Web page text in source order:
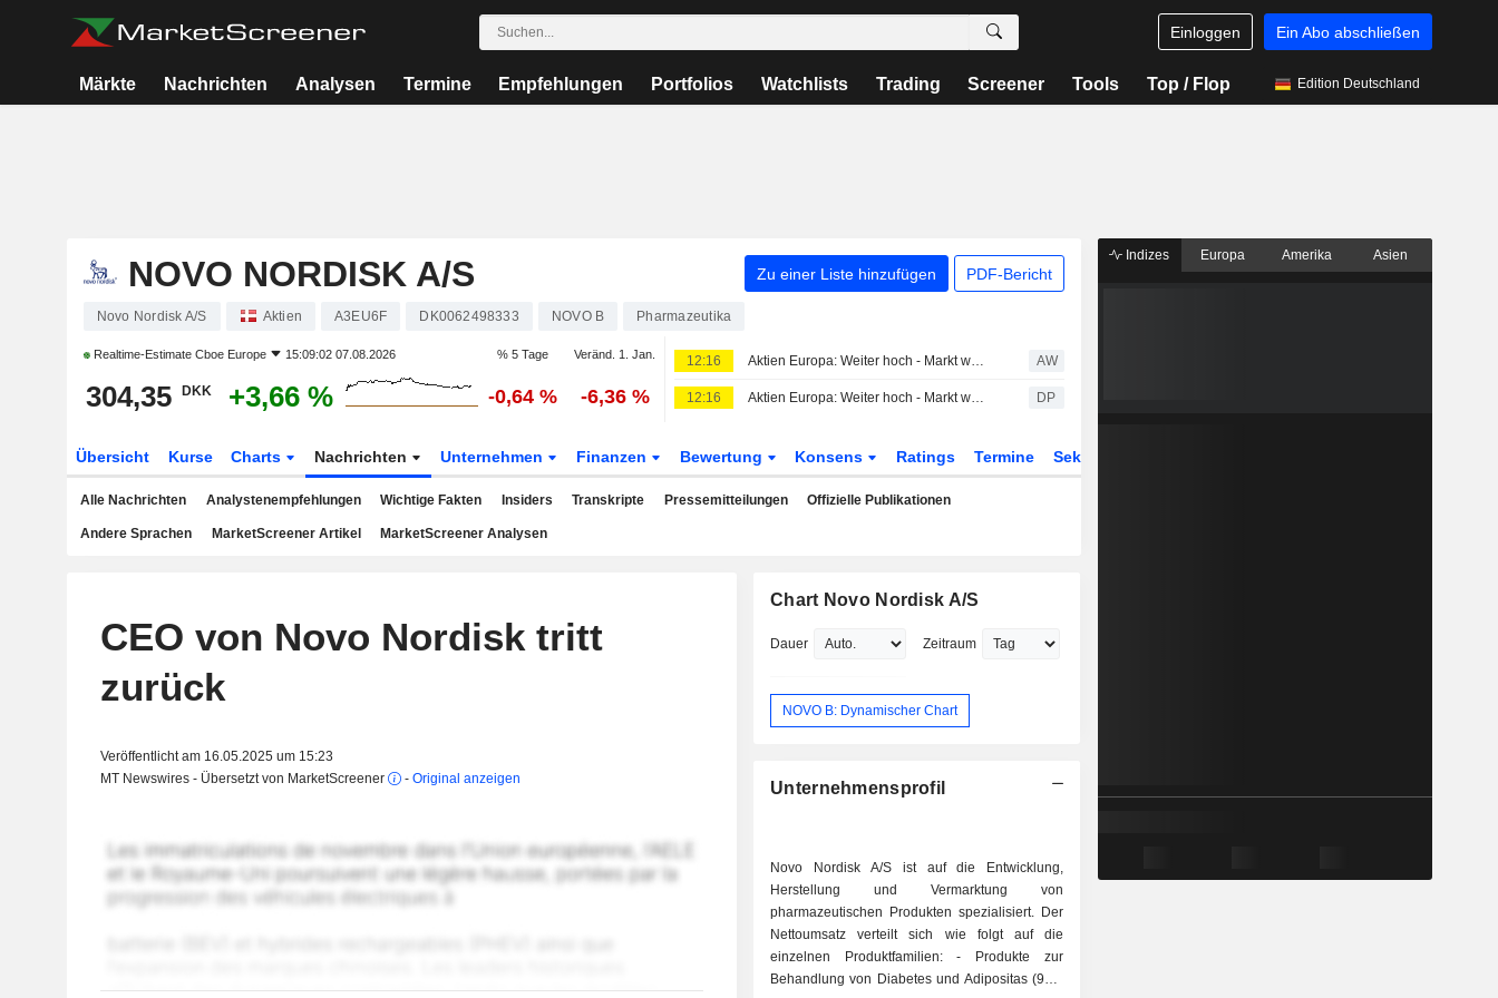
Einloggen Ein Abo abschließen
Märkte Nachrichten Analysen Termine Empfehlungen Portfolios Watchlists Trading Screener Tools Top / Flop Edition Deutschland
NOVO NORDISK A/S Zu einer Liste hinzufügen PDF-Bericht
Novo Nordisk A/S Aktien A3EU6F DK0062498333 NOVO B Pharmazeutika
Realtime-Estimate Cboe Europe 15:09:02 07.08.2026 % 5 Tage Veränd. 1. Jan.
304,35 DKK +3,66 % -0,64 % -6,36 %
12:16 Aktien Europa: Weiter hoch - Markt wartet auf US-Arbeitmarktbericht AW
12:16 Aktien Europa: Weiter hoch - Markt wartet auf US-Arbeitmarktbericht DP
Übersicht Kurse Charts Nachrichten Unternehmen Finanzen Bewertung Konsens Ratings Termine Sektor
Alle Nachrichten Analystenempfehlungen Wichtige Fakten Insiders Transkripte Pressemitteilungen Offizielle Publikationen
Andere Sprachen MarketScreener Artikel MarketScreener Analysen
CEO von Novo Nordisk tritt
zurück
Veröffentlicht am 16.05.2025 um 15:23
MT Newswires - Übersetzt von MarketScreener
- Original anzeigen
Chart Novo Nordisk A/S
Dauer Zeitraum
NOVO B: Dynamischer Chart
Unternehmensprofil
Novo Nordisk A/S ist auf die Entwicklung,
Herstellung und Vermarktung von
pharmazeutischen Produkten spezialisiert. Der
Nettoumsatz verteilt sich wie folgt auf die
einzelnen Produktfamilien: - Produkte zur
Behandlung von Diabetes und Adipositas (93,7
Indizes Europa Amerika Asien